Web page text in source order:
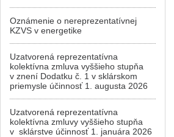
Oznámenie o nereprezentatívnej
KZVS v energetike
Uzatvorená reprezentatívna
kolektívna zmluva vyššieho stupňa
v znení Dodatku č. 1 v sklárskom
priemysle účinnosť 1. augusta 2026
Uzatvorená reprezentatívna
kolektívna zmluvy vyššieho stupňa
v sklárstve účinnosť 1. januára 2026